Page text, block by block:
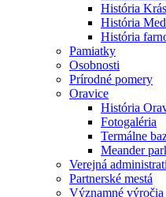
História
História
História
Pamiatky
Osobnosti
Prírodné pomery
Oravice
História
Fotogaléria
Termálne
Meander
Verejná
Partnerské mestá
Významné výročia